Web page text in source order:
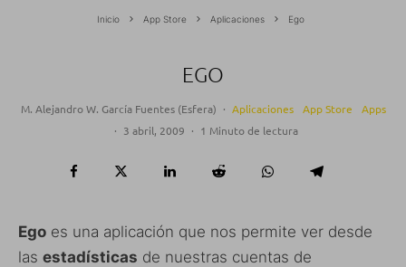
Inicio App Store Aplicaciones Ego
EGO
M. Alejandro W. García Fuentes (Esfera) · Aplicaciones App Store
Apps
· 3 abril, 2009 · 1 Minuto de lectura
Ego es una aplicación que nos permite ver desde
las estadísticas de nuestras cuentas de